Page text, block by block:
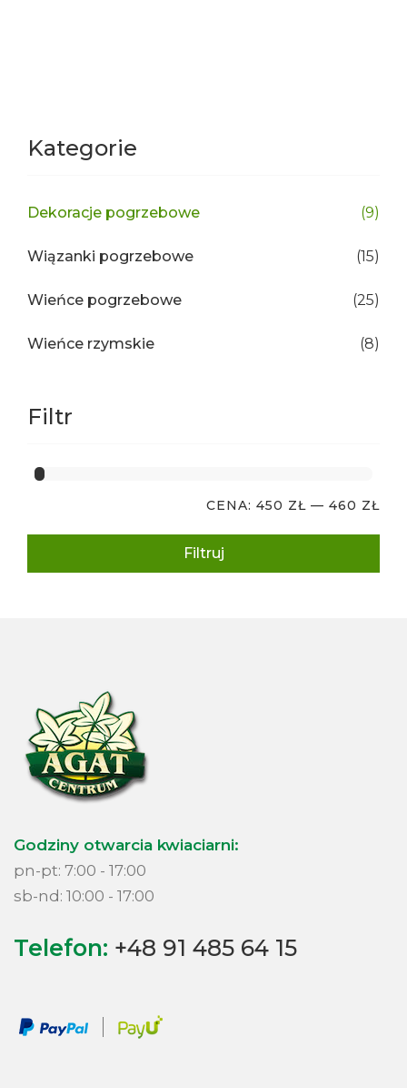
Kategorie
Dekoracje pogrzebowe (9)
Wiązanki pogrzebowe (15)
Wieńce pogrzebowe (25)
Wieńce rzymskie (8)
Filtr
Filtruj
CENA: 450 ZŁ — 460 ZŁ
Godziny otwarcia kwiaciarni:
pn-pt: 7:00 - 17:00
sb-nd: 10:00 - 17:00
Telefon: +48 91 485 64 15